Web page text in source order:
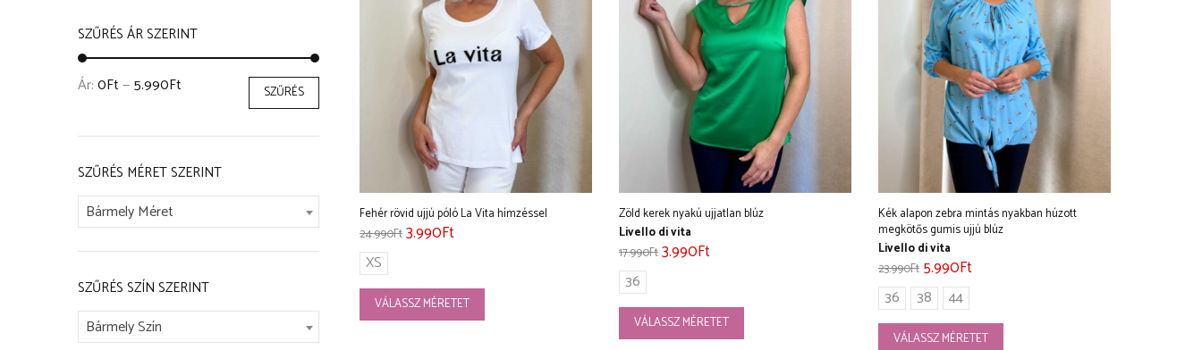
SZŰRÉS ÁR SZERINT
SZŰRÉS
Ár:0Ft—5.990Ft
SZŰRÉS MÉRET SZERINT
Bármely Méret
SZŰRÉS SZÍN SZERINT
Bármely Szín
Fehér rövid ujjú póló La Vita hímzéssel
24.990Ft3.990Ft
XS
VÁLASSZ MÉRETET
Zöld kerek nyakú ujjatlan blúz
Livello di vita
17.990Ft3.990Ft
36
VÁLASSZ MÉRETET
Kék alapon zebra mintás nyakban húzott
megkötős gumis ujjú blúz
Livello di vita
23.990Ft 5.990Ft
36 38 44
VÁLASSZ MÉRETET